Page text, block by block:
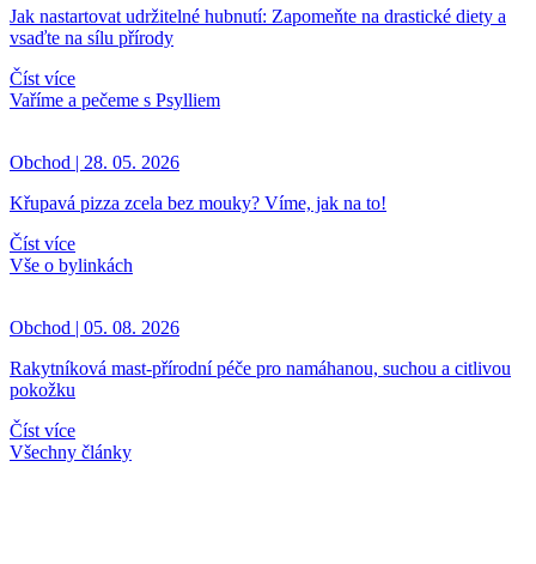
Jak nastartovat udržitelné hubnutí: Zapomeňte na drastické diety a
vsaďte na sílu přírody
Číst více
Vaříme a pečeme s Psylliem
Obchod | 28. 05. 2026
Křupavá pizza zcela bez mouky? Víme, jak na to!
Číst více
Vše o bylinkách
Obchod | 05. 08. 2026
Rakytníková mast-přírodní péče pro namáhanou, suchou a citlivou
pokožku
Číst více
Všechny články